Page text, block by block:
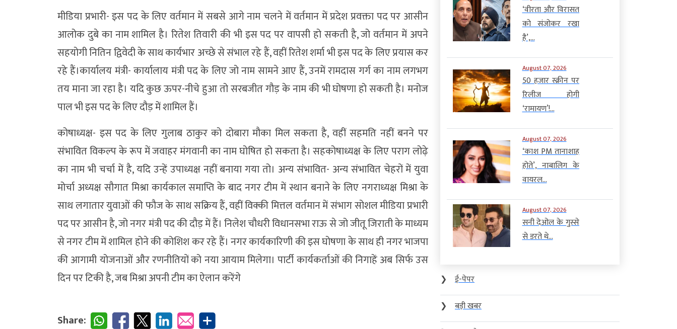
मीडिया प्रभारी- इस पद के लिए वर्तमान में सबसे आगे नाम चलने में वर्तमान में प्रदेश प्रवक्ता पद पर आसीन
आलोक दुबे का नाम शामिल है। रितेश तिवारी की भी इस पद पर वापसी हो सकती है, जो वर्तमान में अपने
सहयोगी नितिन द्विवेदी के साथ कार्यभार अच्छे से संभाल रहे हैं, वहीं रितेश शर्मा भी इस पद के लिए प्रयास कर
रहे हैं।कार्यालय मंत्री- कार्यालाय मंत्री पद के लिए जो नाम सामने आए हैं, उनमें रामदास गर्ग का नाम लगभग
तय माना जा रहा है। यदि कुछ ऊपर-नीचे हुआ तो सरबजीत गौड़ के नाम की भी घोषणा हो सकती है। मनोज
पाल भी इस पद के लिए दौड़ में शामिल हैं।
कोषाध्यक्ष- इस पद के लिए गुलाब ठाकुर को दोबारा मौका मिल सकता है, वहीं सहमति नहीं बनने पर
संभावित विकल्प के रूप में जवाहर मंगवानी का नाम घोषित हो सकता है। सहकोषाध्यक्ष के लिए पराग लोढ़े
का नाम भी चर्चा में है, यदि उन्हें उपाध्यक्ष नहीं बनाया गया तो। अन्य संभावित- अन्य संभावित चेहरों में युवा
मोर्चा अध्यक्ष सौगात मिश्रा कार्यकाल समाप्ति के बाद नगर टीम में स्थान बनाने के लिए नगराध्यक्ष मिश्रा के
साथ लगातार युवाओं की फौज के साथ सक्रिय हैं, वहीं विक्की मित्तल वर्तमान में संभाग सोशल मीडिया प्रभारी
पद पर आसीन है, जो नगर मंत्री पद की दौड़ में हैं। निलेश चौधरी विधानसभा राऊ से जो जीतू जिराती के माध्यम
से नगर टीम में शामिल होने की कोशिश कर रहे हैं। नगर कार्यकारिणी की इस घोषणा के साथ ही नगर भाजपा
की आगामी योजनाओं और रणनीतियों को नया आयाम मिलेगा। पार्टी कार्यकर्ताओं की निगाहें अब सिर्फ उस
दिन पर टिकी है, जब मिश्रा अपनी टीम का ऐलान करेंगे
Share:
‘वीरता और विरासत
को संजोकर रखा
है’,...
August 07, 2026
50 हजार स्क्रीन पर
रिलीज होगी
‘रामायण’!...
August 07, 2026
‘काश PM तानाशाह
होते’, नाबालिग के
वायरल...
August 07, 2026
सनी देओल के गुस्से
से डरते थे...
❯
ई-पेपर
❯
बड़ी खबर